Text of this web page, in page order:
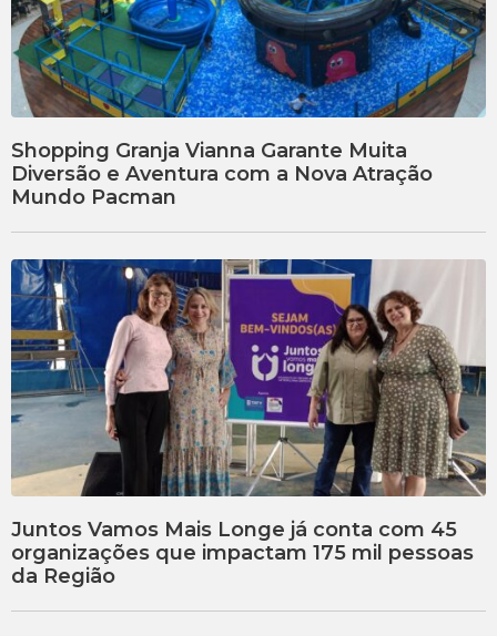
Shopping Granja Vianna Garante Muita
Diversão e Aventura com a Nova Atração
Mundo Pacman
Juntos Vamos Mais Longe já conta com 45
organizações que impactam 175 mil pessoas
da Região